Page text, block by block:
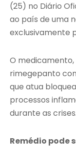
(25) no Diário
ao país de uma
exclusivamente
O
rimegepanto
que atua
processos
durante as crises.
Remédio pode